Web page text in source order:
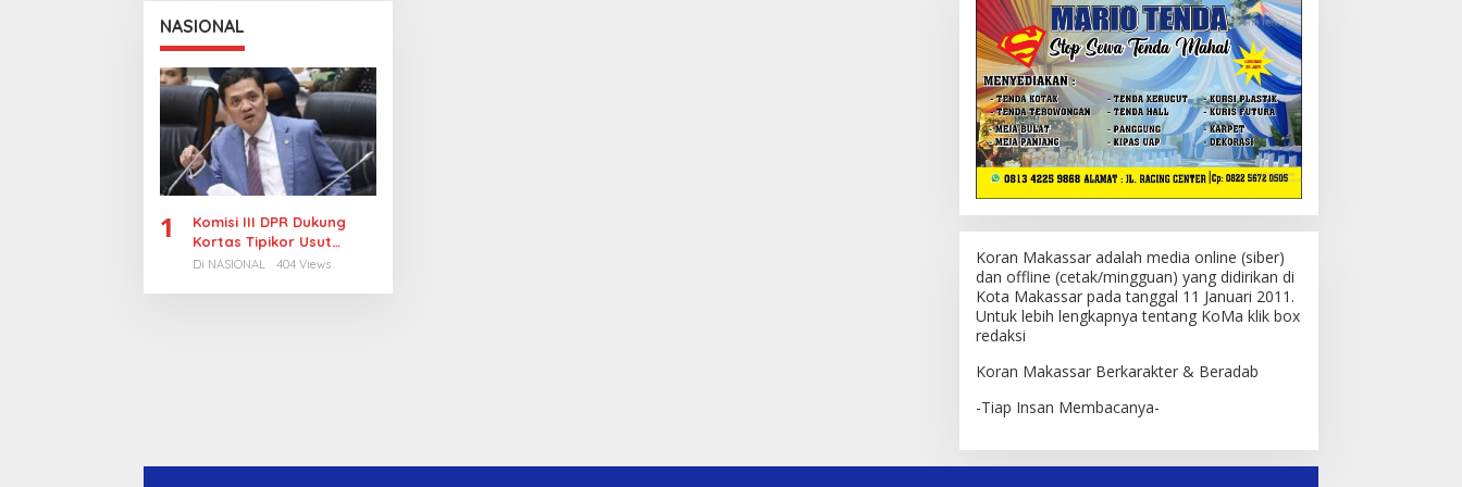
NASIONAL
1
Komisi III DPR Dukung
Kortas Tipikor Usut
Tuntas Dugaan Korupsi
Di NASIONAL 404 Views
Koran Makassar adalah media online (siber)
dan offline (cetak/mingguan) yang didirikan di
Kota Makassar pada tanggal 11 Januari 2011.
Untuk lebih lengkapnya tentang KoMa klik box
redaksi
Koran Makassar Berkarakter & Beradab
-Tiap Insan Membacanya-